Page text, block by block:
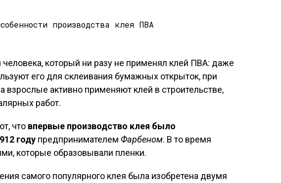
человека, который ни разу не применял клей ПВА: даже
его для склеивания бумажных открыток, при
взрослые активно применяют клей в строительстве,
работ.
что впервые производство клея было
году предпринимателем Фарбеном. В то время
которые образовывали пленки.
самого популярного клея была изобретена двумя